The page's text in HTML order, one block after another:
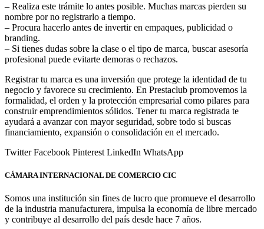
– Realiza este trámite lo antes posible. Muchas marcas pierden su
nombre por no registrarlo a tiempo.
– Procura hacerlo antes de invertir en empaques, publicidad o
branding.
– Si tienes dudas sobre la clase o el tipo de marca, buscar asesoría
profesional puede evitarte demoras o rechazos.
Registrar tu marca es una inversión que protege la identidad de tu
negocio y favorece su crecimiento. En Prestaclub promovemos la
formalidad, el orden y la protección empresarial como pilares para
construir emprendimientos sólidos. Tener tu marca registrada te
ayudará a avanzar con mayor seguridad, sobre todo si buscas
financiamiento, expansión o consolidación en el mercado.
TwitterFacebook Pinterest LinkedIn WhatsApp
CÁMARA INTERNACIONAL DE COMERCIO CIC
Somos una institución sin fines de lucro que promueve el desarrollo
de la industria manufacturera, impulsa la economía de libre mercado
y contribuye al desarrollo del país desde hace 7 años.